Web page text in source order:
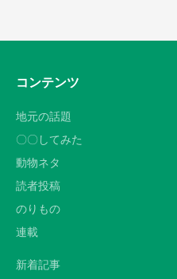
選
コンテンツ
地元の話題
〇〇してみた
動物ネタ
読者投稿
のりもの
連載
新着記事